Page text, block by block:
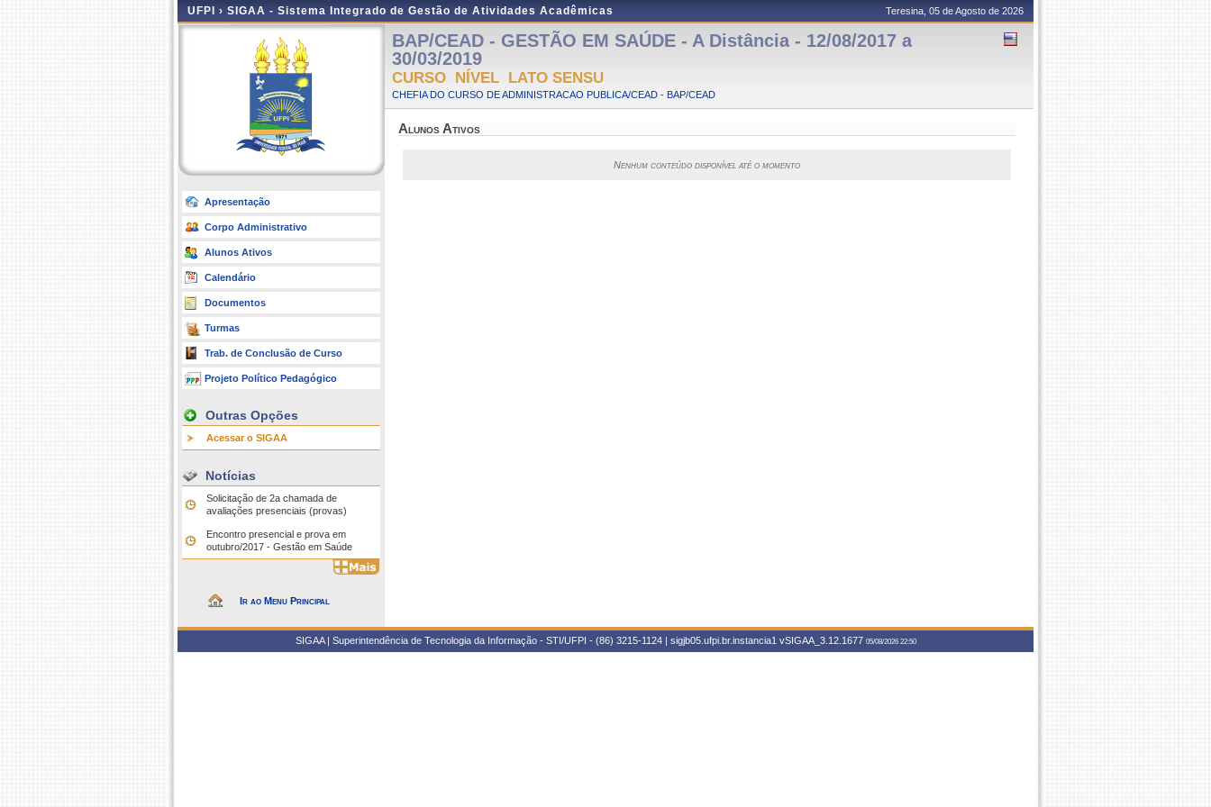
UFPI › SIGAA - Sistema Integrado de Gestão de Atividades Acadêmicas Teresina, 05 de Agosto de 2026
Apresentação
Corpo Administrativo
Alunos Ativos
Calendário
Documentos
Turmas
Trab. de Conclusão de Curso
Projeto Político Pedagógico
Outras Opções
Acessar o SIGAA
Notícias
Solicitação de 2a chamada de
avaliações presenciais (provas)
Encontro presencial e prova em
outubro/2017 - Gestão em Saúde
Ir ao Menu Principal
BAP/CEAD - GESTÃO EM SAÚDE - A Distância - 12/08/2017 a
30/03/2019
CURSO NÍVEL LATO SENSU
CHEFIA DO CURSO DE ADMINISTRACAO PUBLICA/CEAD - BAP/CEAD
Alunos Ativos
Nenhum conteúdo disponível até o momento
SIGAA | Superintendência de Tecnologia da Informação - STI/UFPI - (86) 3215-1124 | sigjb05.ufpi.br.instancia1 vSIGAA_3.12.1677 05/08/2026 22:50